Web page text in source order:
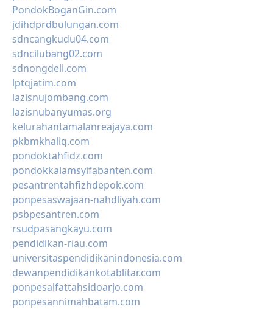
PondokBoganGin.com
jdihdprdbulungan.com
sdncangkudu04.com
sdncilubang02.com
sdnongdeli.com
lptqjatim.com
lazisnujombang.com
lazisnubanyumas.org
kelurahantamalanreajaya.com
pkbmkhaliq.com
pondoktahfidz.com
pondokkalamsyifabanten.com
pesantrentahfizhdepok.com
ponpesaswajaan-nahdliyah.com
psbpesantren.com
rsudpasangkayu.com
pendidikan-riau.com
universitaspendidikanindonesia.com
dewanpendidikankotablitar.com
ponpesalfattahsidoarjo.com
ponpesannimahbatam.com